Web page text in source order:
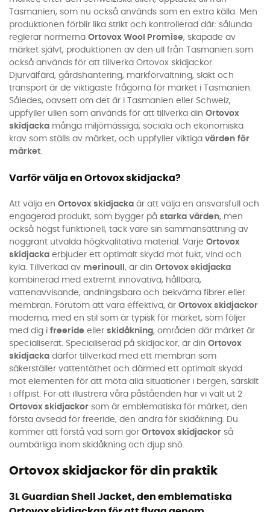
Tasmanien, som nu också används som en extra källa. Men
produktionen förblir lika strikt och kontrollerad där: sålunda
reglerar normerna Ortovox Wool Promise, skapade av
märket självt, produktionen av den ull från Tasmanien som
också används för att tillverka Ortovox skidjackor.
Djurvälfärd, gårdshantering, markförvaltning, slakt och
transport är de viktigaste frågorna för märket i Tasmanien.
Således, oavsett om det är i Tasmanien eller Schweiz,
uppfyller ullen som används för att tillverka din Ortovox
skidjacka många miljömässiga, sociala och ekonomiska
krav som ställs av märket, och uppfyller viktiga värden för
märket
Varför välja en Ortovox skidjacka?
Att välja en Ortovox skidjacka är att välja en ansvarsfull och
engagerad produkt, som bygger på starka värden, men
också högst funktionell, tack vare sin sammansättning av
noggrant utvalda högkvalitativa material. Varje Ortovox
skidjacka erbjuder ett optimalt skydd mot fukt, vind och
kyla. Tillverkad av merinoull , är din Ortovox skidjacka
kombinerad med extremt innovativa, hållbara,
vattenavvisande, andningsbara och bekväma fibrer eller
membran. Förutom att vara effektiva, är Ortovox skidjackor
moderna, med en stil som är typisk för märket, som följer
med dig i freeride eller skidåkning, områden där märket är
specialiserat. Specialiserad på skidjackor, är din Ortovox
skidjacka därför tillverkad med ett membran som
säkerställer vattentäthet och därmed ett optimalt skydd
mot elementen för att möta alla situationer i bergen, särskilt
i offpist. För att illustrera våra påståenden har vi valt ut 2
Ortovox skidjackor som är emblematiska för märket, den
första avsedd för freeride, den andra för skidåkning. Du
kommer att förstå vad som gör Ortovox skidjackor så
oumbärliga inom skidåkning och djup snö.
Ortovox skidjackor för din praktik
3L Guardian Shell Jacket, den emblematiska